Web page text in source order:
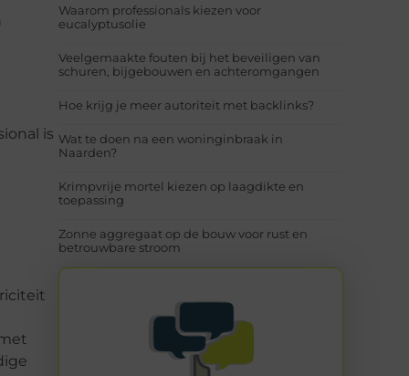
is
Waarom professionals kiezen voor
eucalyptusolie
Veelgemaakte fouten bij het beveiligen van
schuren, bijgebouwen en achteromgangen
Hoe krijg je meer autoriteit met backlinks?
Wat te doen na een woninginbraak in
Naarden?
Krimpvrije mortel kiezen op laagdikte en
toepassing
Zonne aggregaat op de bouw voor rust en
betrouwbare stroom